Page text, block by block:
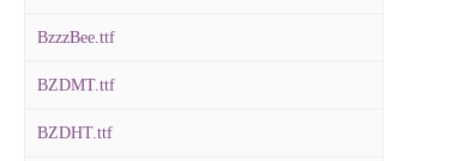
BzzzBee.ttf
BZDMT.ttf
BZDHT.ttf